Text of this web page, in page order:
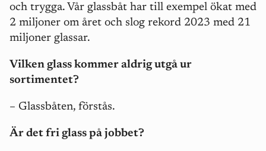
och trygga. Vår glassbåt har till exempel ökat med
2 miljoner om året och slog rekord 2023 med 21
miljoner glassar.
Vilken glass kommer aldrig utgå ur
sortimentet?
– Glassbåten, förstås.
Är det fri glass på jobbet?